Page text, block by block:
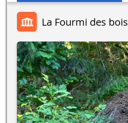
La Fourmi des bois